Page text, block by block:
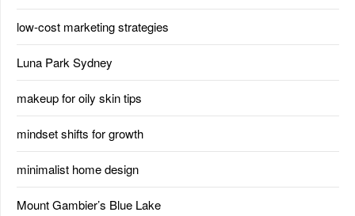
low-cost marketing strategies
Luna Park Sydney
makeup for oily skin tips
mindset shifts for growth
minimalist home design
Mount Gambier’s Blue Lake